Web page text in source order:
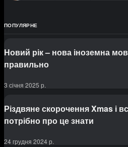
ПОПУЛЯРНЕ
Новий рік – нова іноземна
правильно
3 січня 2025 р.
Різдвяне скорочення Xmas і
потрібно про це знати
24 грудня 2024 р.